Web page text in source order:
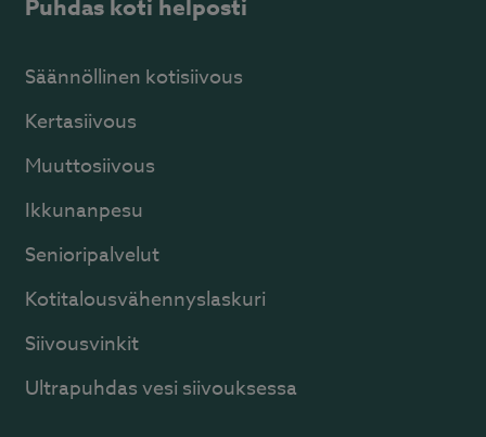
Puhdas koti helposti
Säännöllinen kotisiivous
Kertasiivous
Muuttosiivous
Ikkunanpesu
Senioripalvelut
Kotitalousvähennyslaskuri
Siivousvinkit
Ultrapuhdas vesi siivouksessa